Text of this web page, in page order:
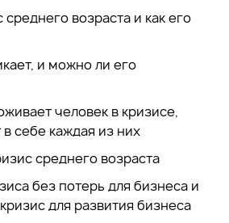
среднего возраста и как его
и можно ли его
человек в кризисе,
в себе каждая из них
среднего возраста
без потерь для бизнеса и
для развития бизнеса